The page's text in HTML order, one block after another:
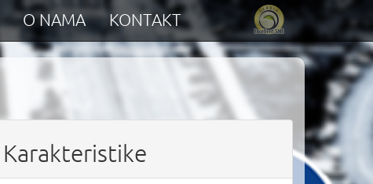
O NAMA KONTAKT
Karakteristike